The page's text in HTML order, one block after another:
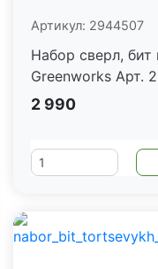
Артикул: 2944507
Набор сверл,
Greenworks Арт.
2 990